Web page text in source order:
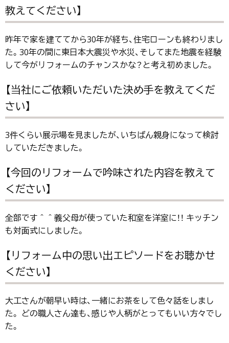
教えてください】
昨年で家を建ててから30年が経ち、住宅ローンも終わりまし
た。30年の間に東日本大震災や水災、そしてまた地震を経験
して今がリフォームのチャンスかな？と考え初めました。
【当社にご依頼いただいた決め手を教えてくだ
さい】
3件くらい展示場を見ましたが、いちばん親身になって検討
していただきました。
【今回のリフォームで吟味された内容を教えて
ください】
全部です＾＾義父母が使っていた和室を洋室に！！ キッチン
も対面式にしました。
【リフォーム中の思い出エピソードをお聴かせ
ください】
大工さんが朝早い時は、一緒にお茶をして色々話をしまし
た。 どの職人さん達も、感じや人柄がとってもいい方々でし
た。